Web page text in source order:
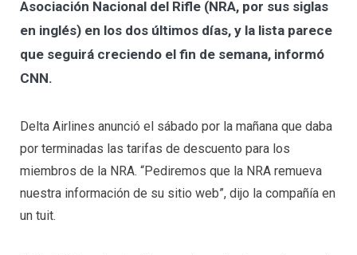
Asociación Nacional del Rifle (NRA, por sus siglas
en inglés) en los dos últimos días, y la lista parece
que seguirá creciendo el fin de semana, informó
CNN.
Delta Airlines anunció el sábado por la mañana que daba
por terminadas las tarifas de descuento para los
miembros de la NRA. “Pediremos que la NRA remueva
nuestra información de su sitio web”, dijo la compañía en
un tuit.